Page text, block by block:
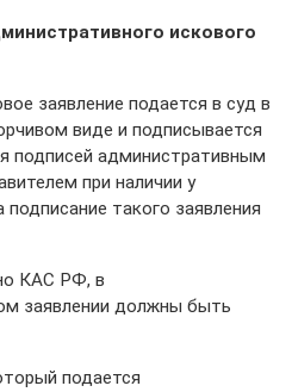
искового
заявление подается в суд в
виде и подписывается
подписей административным
при наличии у
такого заявления
КАС РФ, в
заявлении должны быть
подается